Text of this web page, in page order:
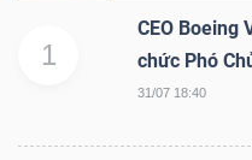
1
CEO Boeing
chức Phó
31/07 18:40
TRUY